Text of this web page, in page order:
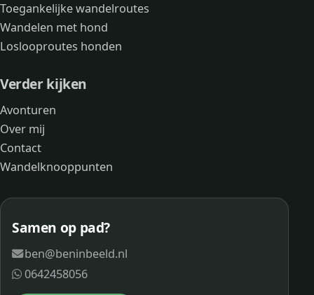
Toegankelijke wandelroutes
Wandelen met hond
Loslooproutes honden
Verder kijken
Avonturen
Over mij
Contact
Wandelknooppunten
Samen op pad?
ben@beninbeeld.nl
0642458056